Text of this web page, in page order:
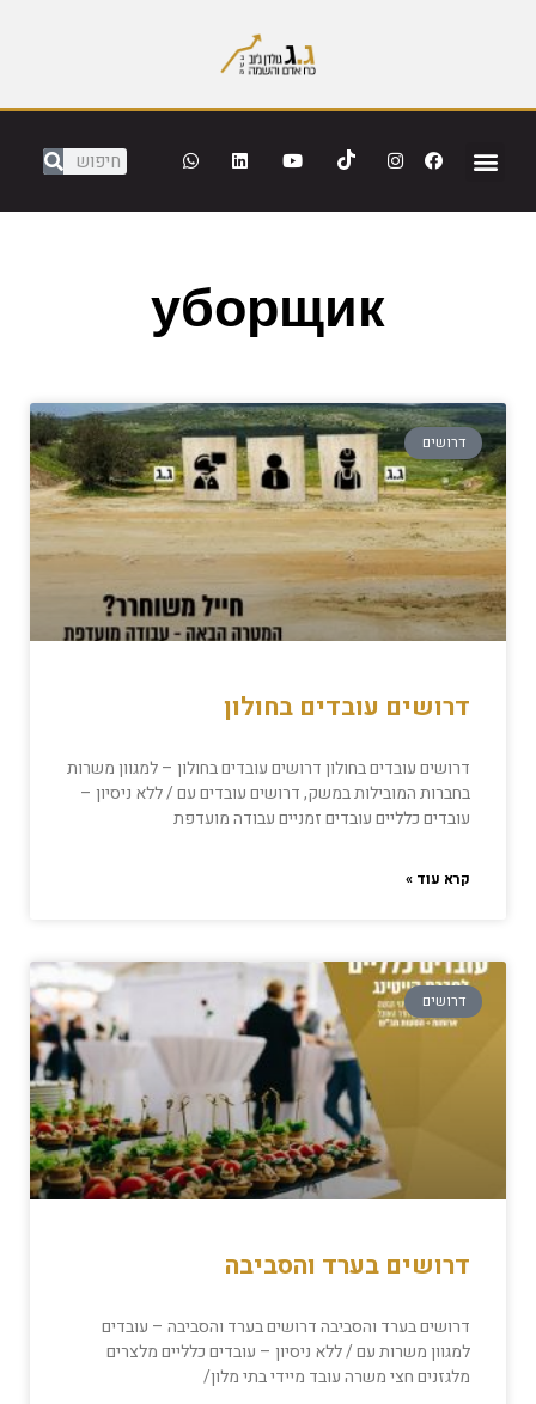
уборщик
דרושים
דרושים עובדים בחולון
דרושים עובדים בחולון דרושים עובדים בחולון – למגוון משרות
בחברות המובילות במשק, דרושים עובדים עם / ללא ניסיון –
עובדים כלליים עובדים זמניים עבודה מועדפת
קרא עוד »
דרושים
דרושים בערד והסביבה
דרושים בערד והסביבה דרושים בערד והסביבה – עובדים
למגוון משרות עם / ללא ניסיון – עובדים כלליים מלצרים
מלגזנים חצי משרה עובד מיידי בתי מלון/